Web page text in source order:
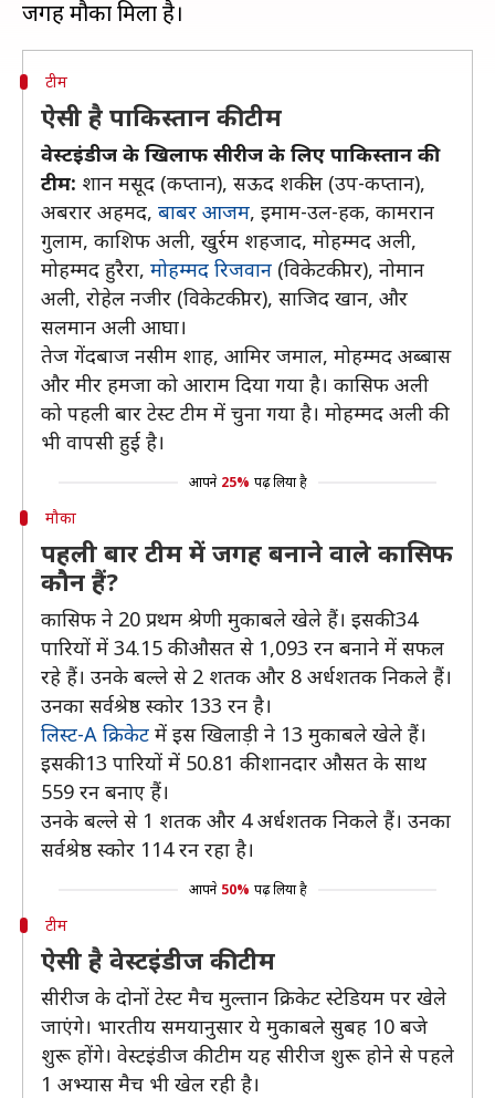
टीम
ऐसी है पाकिस्तान की टीम
वेस्टइंडीज के खिलाफ सीरीज के लिए पाकिस्तान की
टीम: शान मसूद (कप्तान), सऊद शकील (उप-कप्तान),
अबरार अहमद, बाबर आजम, इमाम-उल-हक, कामरान
गुलाम, काशिफ अली, खुर्रम शहजाद, मोहम्मद अली,
मोहम्मद हुरैरा, मोहम्मद रिजवान (विकेटकीपर), नोमान
अली, रोहेल नजीर (विकेटकीपर), साजिद खान, और
सलमान अली आघा।
तेज गेंदबाज नसीम शाह, आमिर जमाल, मोहम्मद अब्बास
और मीर हमजा को आराम दिया गया है। कासिफ अली
को पहली बार टेस्ट टीम में चुना गया है। मोहम्मद अली की
भी वापसी हुई है।
आपने 25% पढ़ लिया है
मौका
पहली बार टीम में जगह बनाने वाले कासिफ
कौन हैं?
कासिफ ने 20 प्रथम श्रेणी मुकाबले खेले हैं। इसकी 34
पारियों में 34.15 की औसत से 1,093 रन बनाने में सफल
रहे हैं। उनके बल्ले से 2 शतक और 8 अर्धशतक निकले हैं।
उनका सर्वश्रेष्ठ स्कोर 133 रन है।
लिस्ट-A क्रिकेट में इस खिलाड़ी ने 13 मुकाबले खेले हैं।
इसकी 13 पारियों में 50.81 की शानदार औसत के साथ
559 रन बनाए हैं।
उनके बल्ले से 1 शतक और 4 अर्धशतक निकले हैं। उनका
सर्वश्रेष्ठ स्कोर 114 रन रहा है।
आपने 50% पढ़ लिया है
टीम
ऐसी है वेस्टइंडीज की टीम
सीरीज के दोनों टेस्ट मैच मुल्तान क्रिकेट स्टेडियम पर खेले
जाएंगे। भारतीय समयानुसार ये मुकाबले सुबह 10 बजे
शुरू होंगे। वेस्टइंडीज की टीम यह सीरीज शुरू होने से पहले
1 अभ्यास मैच भी खेल रही है।